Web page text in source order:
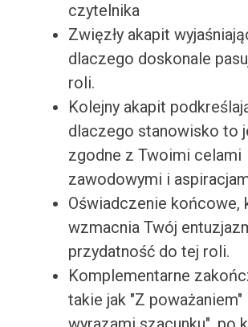
czytelnika
Zwięzły akapit
dlaczego doskonale
roli.
Kolejny akapit
dlaczego stanowisko to
zgodne z Twoimi celami
zawodowymi i
Oświadczenie końcowe,
wzmacnia Twój
przydatność do tej roli.
Komplementarne
takie jak "Z poważaniem"